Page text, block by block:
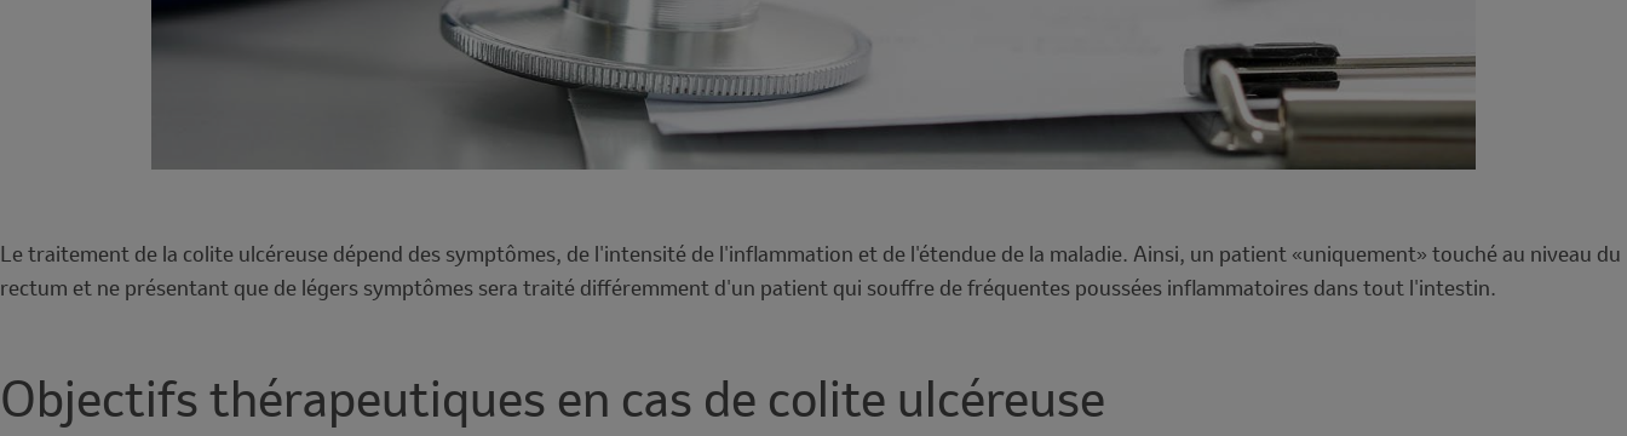
Le traitement de la colite ulcéreuse dépend des symptômes, de l'intensité de l'inflammation et de l'étendue de la maladie. Ainsi, un patient «uniquement» touché au niveau du
rectum et ne présentant que de légers symptômes sera traité différemment d'un patient qui souffre de fréquentes poussées inflammatoires dans tout l'intestin.
Objectifs thérapeutiques en cas de colite ulcéreuse